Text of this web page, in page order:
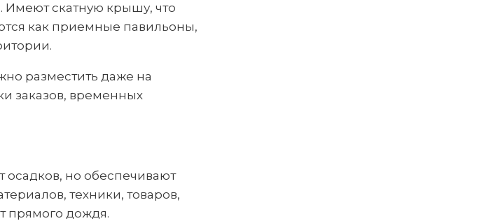
Имеют скатную крышу, что
как приемные павильоны,
разместить даже на
заказов, временных
но обеспечивают
техники, товаров,
прямого дождя.